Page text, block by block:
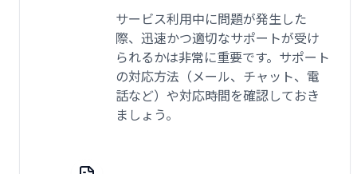
サービス利用中に問題が発生した
際、迅速かつ適切なサポートが受け
られるかは非常に重要です。サポート
の対応方法（メール、チャット、電
話など）や対応時間を確認しておき
ましょう。